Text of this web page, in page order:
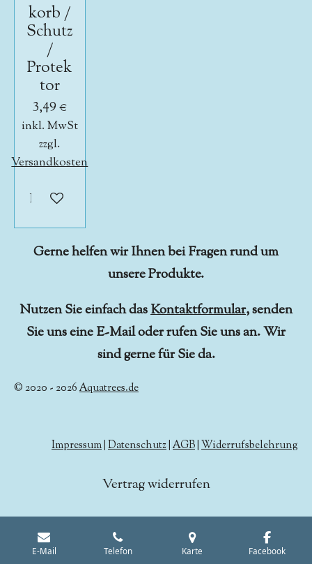
korb /
Schutz
/
Protek
tor
3,49 €
inkl. MwSt
zzgl.
Versandkosten
In den Warenkorb
Gerne helfen wir Ihnen bei Fragen rund um
unsere Produkte.
Nutzen Sie einfach dasKontaktformular, senden
Sie uns eine E-Mail oder rufen Sie uns an. Wir
sind gerne für Sie da.
© 2020 - 2026Aquatrees.de
Impressum Datenschutz AGB Widerrufsbelehrung
Vertrag widerrufen
E-Mail Telefon Karte Facebook